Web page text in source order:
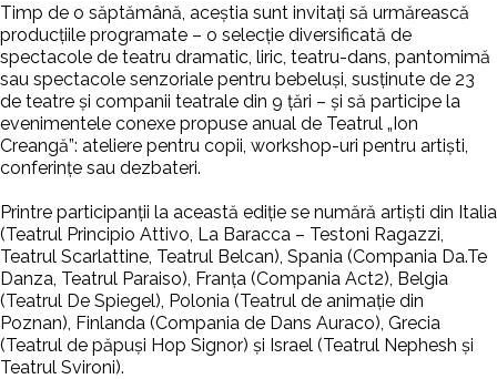
Timp de o săptămână, aceștia sunt invitați să urmărească
producțiile programate – o selecție diversificată de
spectacole de teatru dramatic, liric, teatru-dans, pantomimă
sau spectacole senzoriale pentru bebeluși, susținute de 23
de teatre și companii teatrale din 9 țări – și să participe la
evenimentele conexe propuse anual de Teatrul „Ion
Creangă”: ateliere pentru copii, workshop-uri pentru artiști,
conferințe sau dezbateri.
Printre participanții la această ediție se numără artiști din Italia
(Teatrul Principio Attivo, La Baracca – Testoni Ragazzi,
Teatrul Scarlattine, Teatrul Belcan), Spania (Compania Da.Te
Danza, Teatrul Paraiso), Franța (Compania Act2), Belgia
(Teatrul De Spiegel), Polonia (Teatrul de animație din
Poznan), Finlanda (Compania de Dans Auraco), Grecia
(Teatrul de păpuși Hop Signor) și Israel (Teatrul Nephesh și
Teatrul Svironi).